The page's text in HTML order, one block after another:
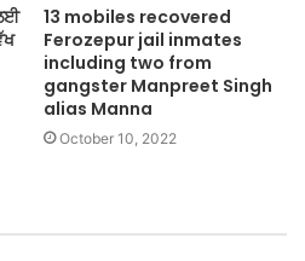
13 mobiles recovered
Ferozepur jail inmates
including two from
gangster Manpreet Singh
alias Manna
October 10, 2022